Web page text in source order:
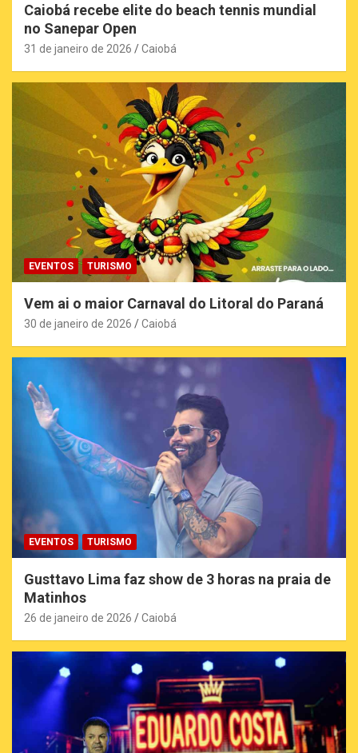
Caiobá recebe elite do beach tennis mundial
no Sanepar Open
31 de janeiro de 2026 Caiobá
EVENTOS TURISMO
Vem ai o maior Carnaval do Litoral do Paraná
30 de janeiro de 2026 Caiobá
EVENTOS TURISMO
Gusttavo Lima faz show de 3 horas na praia de
Matinhos
26 de janeiro de 2026 Caiobá